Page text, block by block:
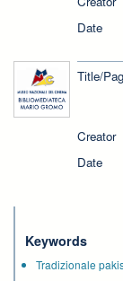
Date
Title/
Creator
Date
Keywords
Tradizionale